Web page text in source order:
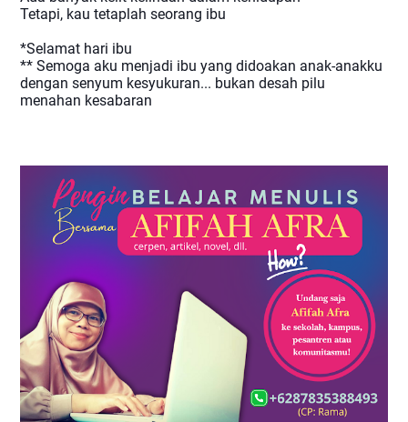
Tetapi, kau tetaplah seorang ibu
*Selamat hari ibu
** Semoga aku menjadi ibu yang didoakan anak-anakku
dengan senyum kesyukuran... bukan desah pilu
menahan kesabaran